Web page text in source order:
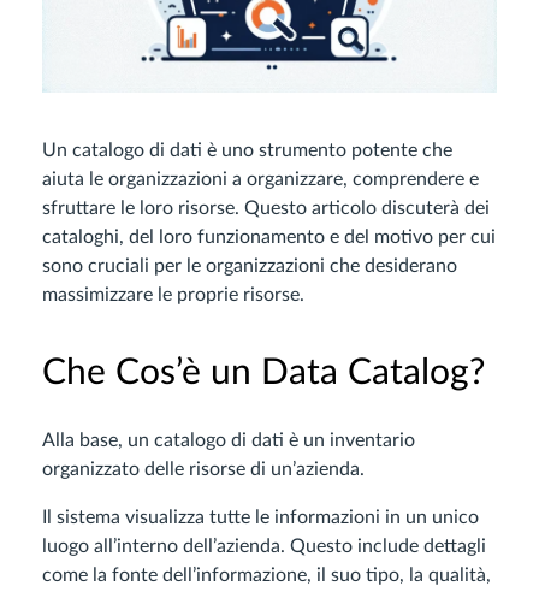
Un catalogo di dati è uno strumento potente che
aiuta le organizzazioni a organizzare, comprendere e
sfruttare le loro risorse. Questo articolo discuterà dei
cataloghi, del loro funzionamento e del motivo per cui
sono cruciali per le organizzazioni che desiderano
massimizzare le proprie risorse.
Che Cos’è un Data Catalog?
Alla base, un catalogo di dati è un inventario
organizzato delle risorse di un’azienda.
Il sistema visualizza tutte le informazioni in un unico
luogo all’interno dell’azienda. Questo include dettagli
come la fonte dell’informazione, il suo tipo, la qualità,